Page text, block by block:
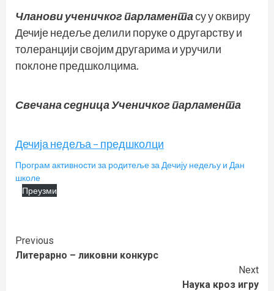
Чланови ученичког парламентасу у оквиру
Дечије недеље делили поруке о другарству и
толеранцији својим другарима и уручили
поклоне предшколцима.
Свечана седница Ученичког парламента
Дечија недеља – предшколци
Програм активности за родитеље за Дечију недељу и Дан
школе
Преузми
Continue
Reading
Previous
Литерарно – ликовни конкурс
Next
Наука кроз игру